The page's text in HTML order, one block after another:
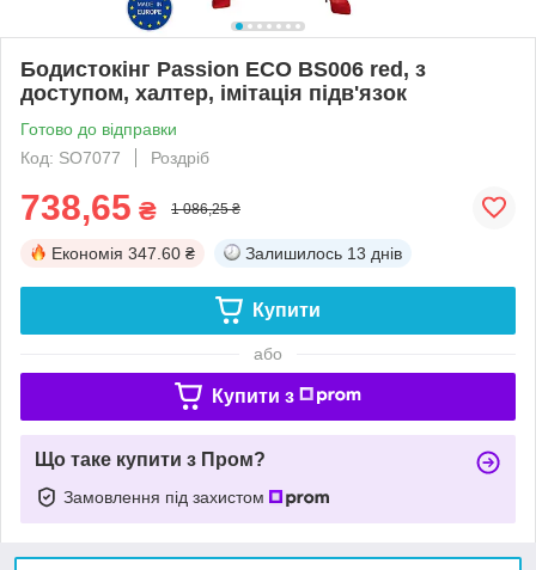
Бодистокінг Passion ECO BS006 red, з
доступом, халтер, імітація підв'язок
Готово до відправки
Код: SO7077
Роздріб
738,65 ₴ 1 086,25 ₴
Економія 347.60 ₴ Залишилось 13 днів
Купити
або
Купити з
Що таке купити з Пром?
Замовлення під захистом